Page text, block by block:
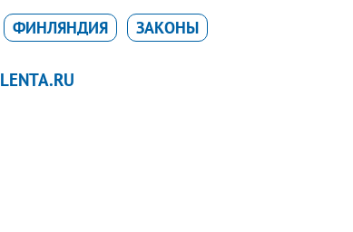
ФИНЛЯНДИЯ ЗАКОНЫ
LENTA.RU